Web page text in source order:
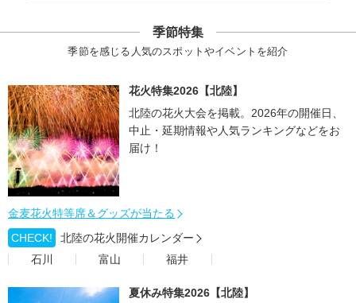
季節特集
季節を感じる人気のスポットやイベントを紹介
花火特集2026【北陸】
北陸の花火大会を掲載。2026年の開催日、
中止・延期情報や人気ランキングなどをお
届け！
金麦花火特等席＆グッズが当たる
CHECK!
北陸の花火開催カレンダー
石川
富山 福井
夏休み特集2026【北陸】